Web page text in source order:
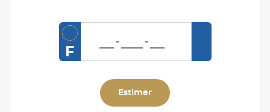
F
Estimer